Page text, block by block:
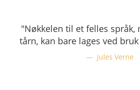
"Nøkkelen til et felles språk,
tårn, kan bare lages ved
Jules Verne